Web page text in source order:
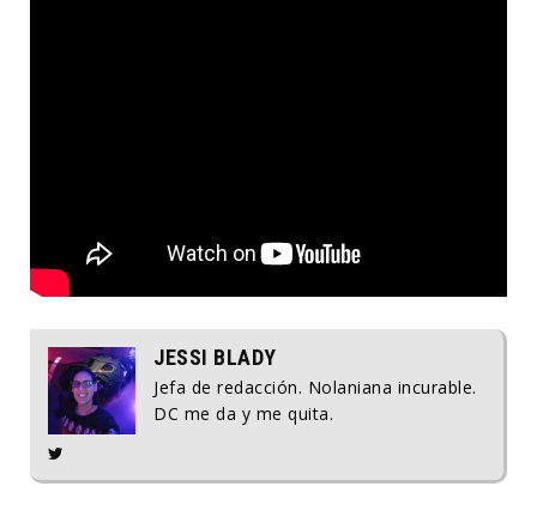
JESSI BLADY
Jefa de redacción. Nolaniana incurable.
DC me da y me quita.